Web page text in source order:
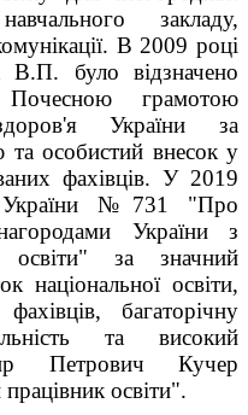
закладу,
В 2009 році
В.П. було відзначено
грамотою
України за
та особистий внесок у
фахівців. У 2019
України №731 "Про
України з
освіти" за значний
національної освіти,
багаторічну
та високий
Петрович Кучер
освіти".